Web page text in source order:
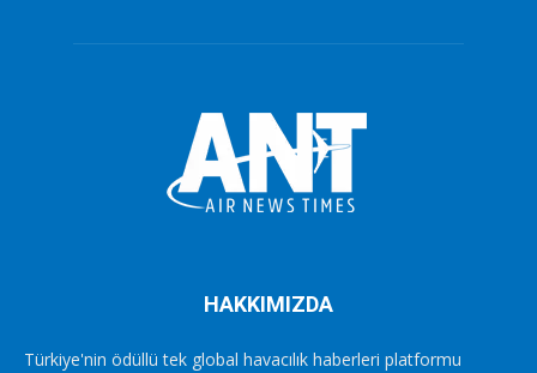
HAKKIMIZDA
Türkiye'nin ödüllü tek global havacılık haberleri platformu